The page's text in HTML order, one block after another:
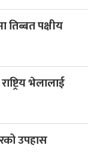
तिब्बत पक्षीय
भेलालाई
उपहास